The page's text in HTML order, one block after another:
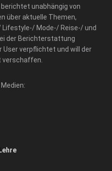
unabhängig von
über aktuelle Themen,
Mode-/ Reise-/ und
der Berichterstattung
User verpflichtet und will der
verschaffen.